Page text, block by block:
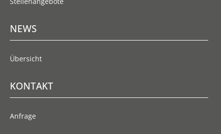
NEWS
Übersicht
KONTAKT
Anfrage